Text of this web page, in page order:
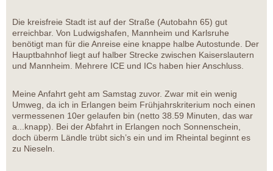
Die kreisfreie Stadt ist auf der Straße (Autobahn 65) gut
erreichbar. Von Ludwigshafen, Mannheim und Karlsruhe
benötigt man für die Anreise eine knappe halbe Autostunde. Der
Hauptbahnhof liegt auf halber Strecke zwischen Kaiserslautern
und Mannheim. Mehrere ICE und ICs haben hier Anschluss.
Meine Anfahrt geht am Samstag zuvor. Zwar mit ein wenig
Umweg, da ich in Erlangen beim Frühjahrskriterium noch einen
vermessenen 10er gelaufen bin (netto 38.59 Minuten, das war
a...knapp). Bei der Abfahrt in Erlangen noch Sonnenschein,
doch überm Ländle trübt sich’s ein und im Rheintal beginnt es
zu Nieseln.